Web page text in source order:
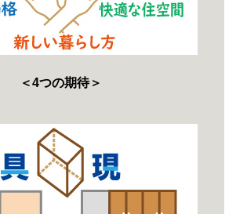
＜4つの期待＞